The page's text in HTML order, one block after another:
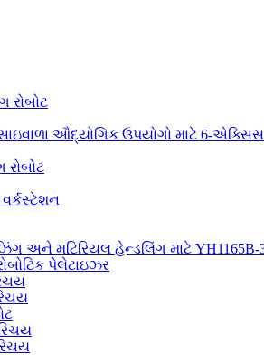
રોબોટ
ઔદ્યોગિક ઉપયોગો માટે 6-એક્સિસ
રોબોટ
અને મટિરિયલ હેન્ડલિંગ માટે YH1165B-
પેલેટાઇઝર